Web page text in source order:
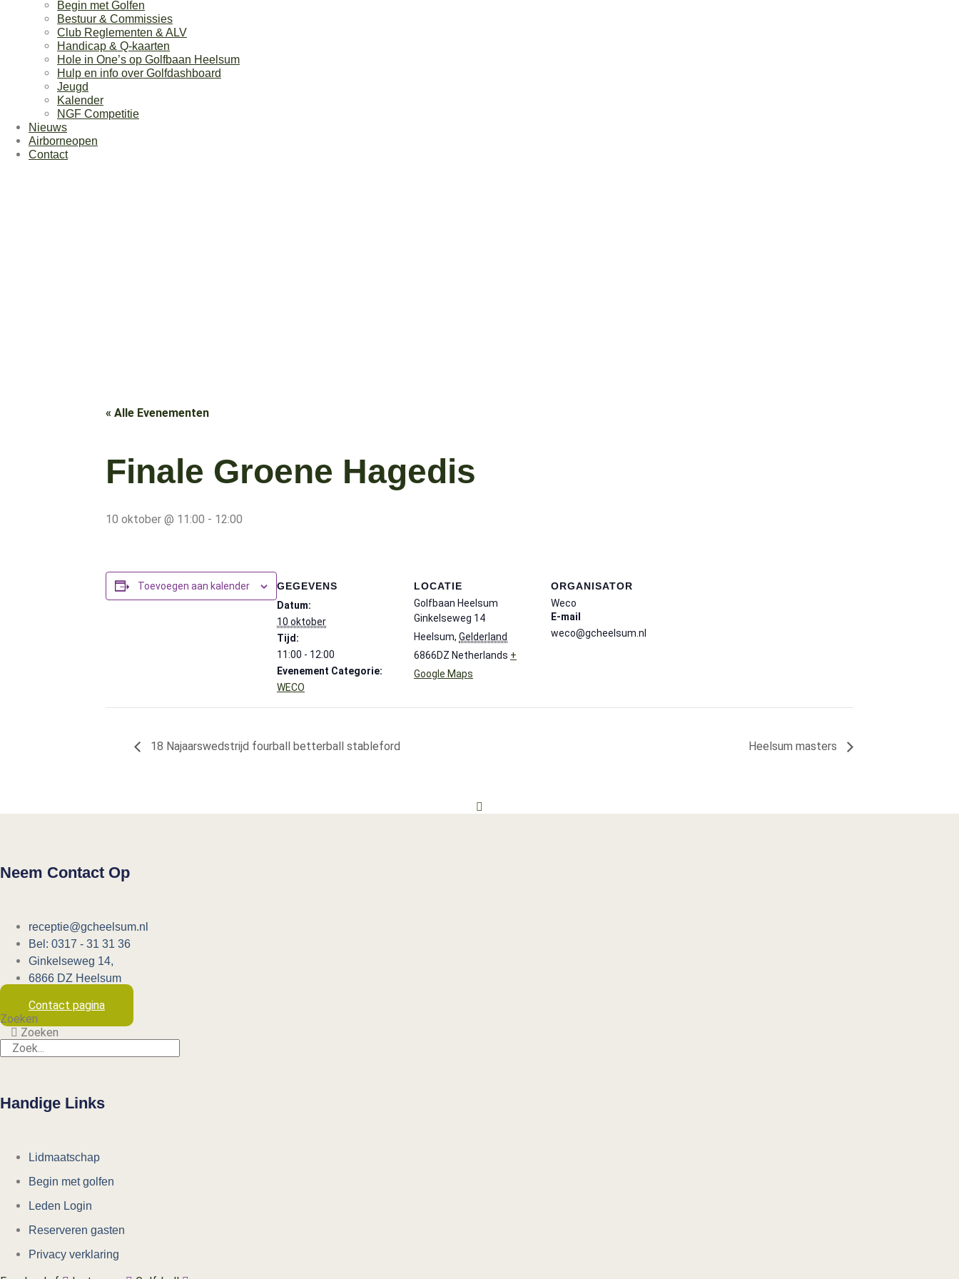
Begin met Golfen
Bestuur & Commissies
Club Reglementen & ALV
Handicap & Q-kaarten
Hole in One’s op Golfbaan Heelsum
Hulp en info over Golfdashboard
Jeugd
Kalender
NGF Competitie
Nieuws
Airborneopen
Contact
« Alle Evenementen
Finale Groene Hagedis
10 oktober @ 11:00 - 12:00
Toevoegen aan kalender
GEGEVENS
Datum:
10 oktober
Tijd:
11:00 - 12:00
Evenement Categorie:
WECO
LOCATIE
Golfbaan Heelsum
Ginkelseweg 14
Heelsum, Gelderland
6866DZ Netherlands +
Google Maps
ORGANISATOR
Weco
E-mail
weco@gcheelsum.nl
18 Najaarswedstrijd fourball betterball stableford Heelsum masters
Neem Contact Op
receptie@gcheelsum.nl
Bel: 0317 - 31 31 36
Ginkelseweg 14,
6866 DZ Heelsum
Contact pagina
Zoeken
Zoeken
Handige Links
Lidmaatschap
Begin met golfen
Leden Login
Reserveren gasten
Privacy verklaring